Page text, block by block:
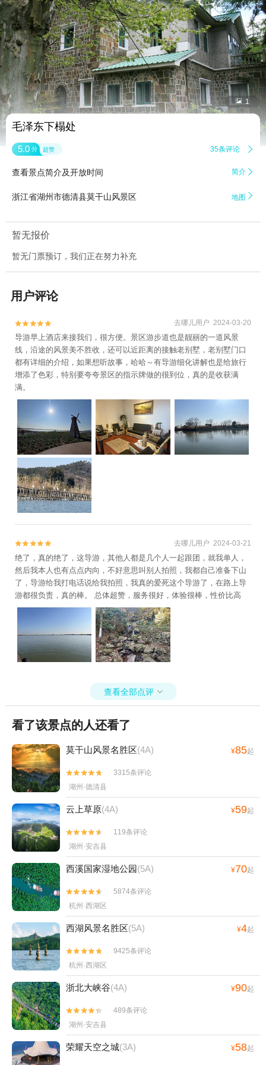
 1
毛泽东下榻处
5.0 分 超赞 35条评论 
查看景点简介及开放时间 简介 
浙江省湖州市德清县莫干山风景区 地图 
暂无报价
暂无门票预订，我们正在努力补充
用户评论

 去哪儿用户 2024-03-20
导游早上酒店来接我们，很方便。景区游步道也是靓丽的一道风景
线，沿途的风景美不胜收，还可以近距离的接触老别墅，老别墅门口
都有详细的介绍，如果想听故事，哈哈～有导游细化讲解也是给旅行
增添了色彩，特别要夸夸景区的指示牌做的很到位，真的是收获满
满。

 去哪儿用户 2024-03-21
绝了，真的绝了，这导游，其他人都是几个人一起跟团，就我单人，
然后我本人也有点点内向，不好意思叫别人拍照，我都自己准备下山
了，导游给我打电话说给我拍照，我真的爱死这个导游了，在路上导
游都很负责，真的棒。 总体超赞，服务很好，体验很棒，性价比高
查看全部点评 
看了该景点的人还看了
莫干山风景名胜区(4A) ¥85起


3315条评论
湖州·德清县
云上草原(4A) ¥59起


119条评论
湖州·安吉县
西溪国家湿地公园(5A) ¥70起


5874条评论
杭州·西湖区
西湖风景名胜区(5A) ¥4起


9425条评论
杭州·西湖区
浙北大峡谷(4A) ¥90起


489条评论
湖州·安吉县
荣耀天空之城(3A) ¥58起
